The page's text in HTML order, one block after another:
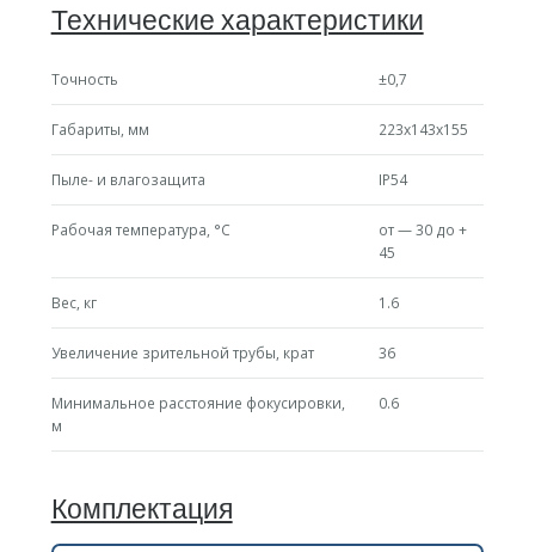
Технические характеристики
Точность ±0,7
Габариты, мм 223х143х155
Пыле- и влагозащита IP54
Рабочая температура, °С
от — 30 до +
45
Вес, кг 1.6
Увеличение зрительной трубы, крат 36
Минимальное расстояние фокусировки,
м
0.6
Комплектация